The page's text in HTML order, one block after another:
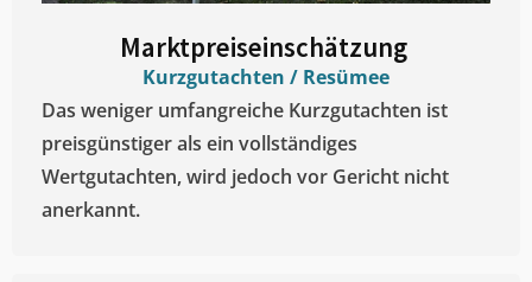
Marktpreiseinschätzung ​
Kurzgutachten / Resümee
Das weniger umfangreiche Kurzgutachten ist
preisgünstiger als ein vollständiges
Wertgutachten, wird jedoch vor Gericht nicht
anerkannt.